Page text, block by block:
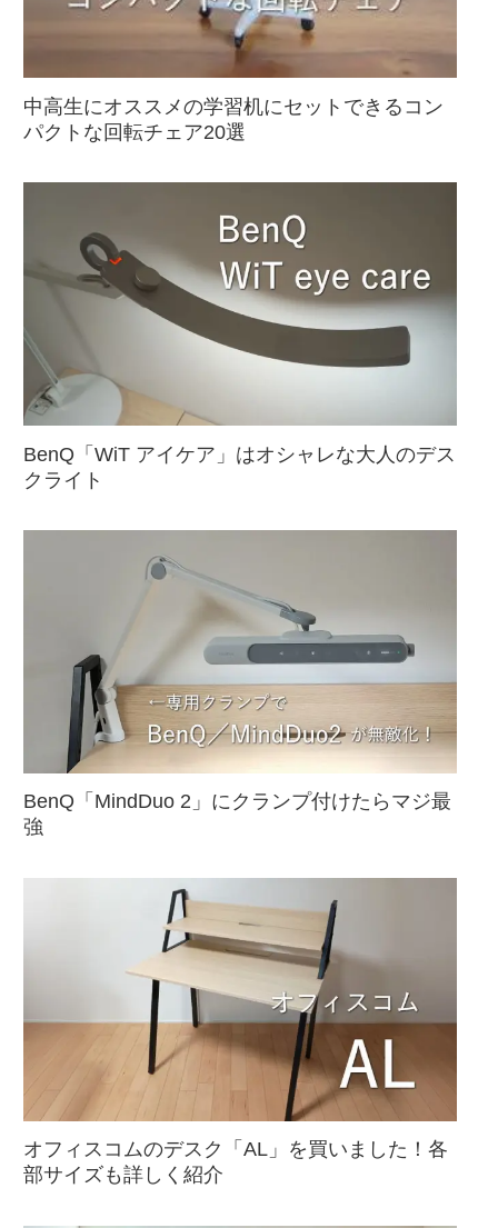
中高生にオススメの学習机にセットできるコン
パクトな回転チェア20選
BenQ「WiT アイケア」はオシャレな大人のデス
クライト
BenQ「MindDuo 2」にクランプ付けたらマジ最
強
オフィスコムのデスク「AL」を買いました！各
部サイズも詳しく紹介